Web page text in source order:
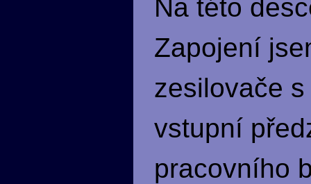
Na této
Zapojení
zesilovače
vstupní
pracovního